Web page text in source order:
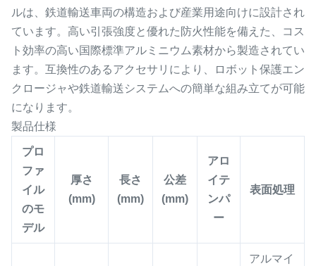
ルは、鉄道輸送車両の構造および産業用途向けに設計され
ています。高い引張強度と優れた防火性能を備えた、コス
ト効率の高い国際標準アルミニウム素材から製造されてい
ます。互換性のあるアクセサリにより、ロボット保護エン
クロージャや鉄道輸送システムへの簡単な組み立てが可能
になります。
製品仕様
プロ
ファ
イル
のモ
デル
厚さ
(mm)
長さ
(mm)
公差
(mm)
アロ
イテ
ンパ
ー
表面処理
アルマイ